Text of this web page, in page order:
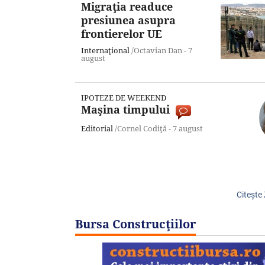
Migraţia readuce
presiunea asupra
frontierelor UE
Internaţional /Octavian Dan -7
august
IPOTEZE DE WEEKEND
Maşina timpului
Editorial /Cornel Codiţă -7 august
Citeşte
Bursa Construcţiilor